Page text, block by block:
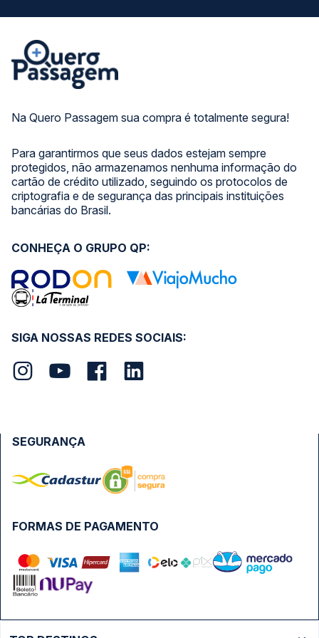
Na Quero Passagem sua compra é totalmente segura!
Para garantirmos que seus dados estejam sempre
protegidos, não armazenamos nenhuma informação do
cartão de crédito utilizado, seguindo os protocolos de
criptografia e de segurança das principais instituições
bancárias do Brasil.
SIGA NOSSAS REDES SOCIAIS:
CONHEÇA O GRUPO QP:
FORMAS DE PAGAMENTO
SEGURANÇA